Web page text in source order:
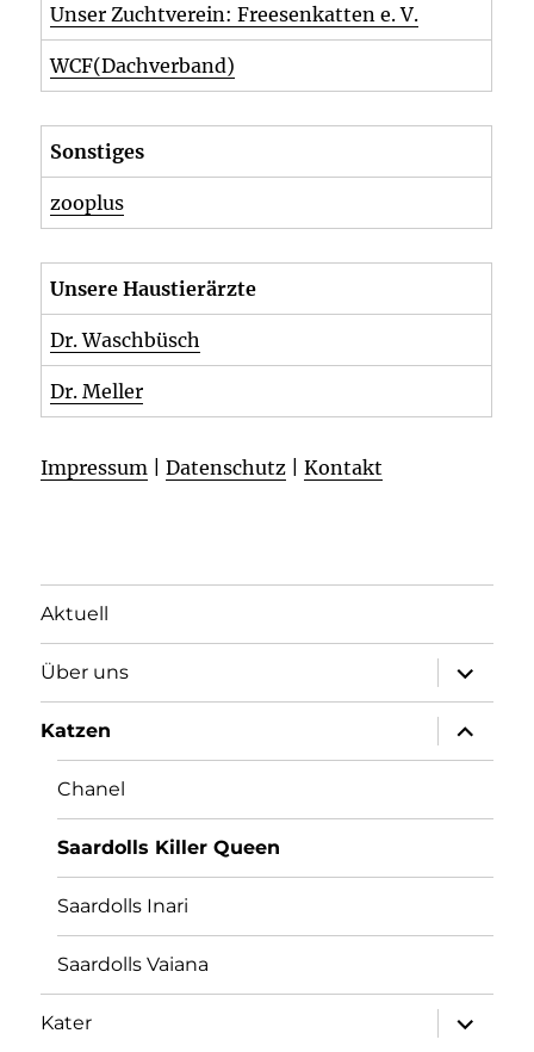
Unser Zuchtverein: Freesenkatten e. V.
WCF(Dachverband)
Sonstiges
zooplus
Unsere Haustierärzte
Dr. Waschbüsch
Dr. Meller
Impressum |Datenschutz |Kontakt
Aktuell
Über uns
öffnen
Katzen
öffnen
Chanel
Saardolls Killer Queen
Saardolls Inari
Saardolls Vaiana
Kater
öffnen